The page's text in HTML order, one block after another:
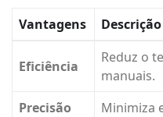
Vantagens Descrição
Eficiência
Reduz o
manuais.
Precisão
Minimiza